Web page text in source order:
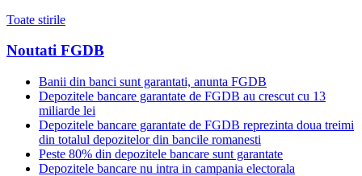
Toate stirile
Noutati FGDB
Banii din banci sunt garantati, anunta FGDB
Depozitele bancare garantate de FGDB au crescut cu 13
miliarde lei
Depozitele bancare garantate de FGDB reprezinta doua treimi
din totalul depozitelor din bancile romanesti
Peste 80% din depozitele bancare sunt garantate
Depozitele bancare nu intra in campania electorala